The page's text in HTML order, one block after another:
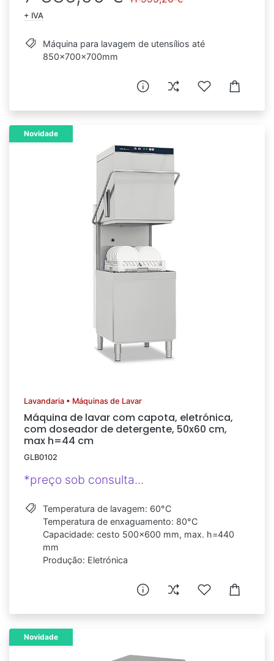
+ IVA
Máquina para lavagem de utensílios até
850x700x700mm
Novidade
Lavandaria • Máquinas de Lavar
Máquina de lavar com capota, eletrónica,
com doseador de detergente, 50x60 cm,
max h=44 cm
GLB0102
*preço sob consulta...
Temperatura de lavagem: 60°C
Temperatura de enxaguamento: 80°C
Capacidade: cesto 500x600 mm, max. h=440
mm
Produção: Eletrónica
Novidade